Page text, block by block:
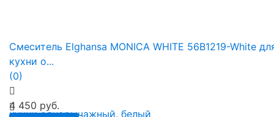
Смеситель Elghansa MONICA WHITE 56B1219-White
кухни о...
(0)
4 450 руб.